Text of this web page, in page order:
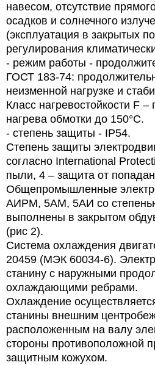
навесом, отсутствие
осадков и солнечного
(эксплуатация в закрытых
регулирования
- режим работы -
ГОСТ 183-74:
неизменной нагрузке и
Класс нагревостойкости F
нагрева обмотки до 150°С.
- степень защиты - IP54.
Степень защиты
согласно International
пыли, 4 – защита от
Общепромышленные
АИРМ, 5АМ, 5АИ со
выполнены в закрытом
(рис 2).
Система охлаждения
20459 (МЭК 60034-6).
станину с наружными
охлаждающими ребрами.
Охлаждение
станины внешним
расположенным на валу
стороны противоположной
защитным кожухом.